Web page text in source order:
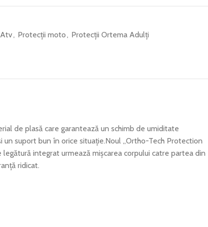
, Protecții moto, Protecții Ortema Adulți
de plasă care garantează un schimb de umiditate
suport bun în orice situație.Noul „Ortho-Tech Protection
integrat urmează mișcarea corpului catre partea din
ridicat.